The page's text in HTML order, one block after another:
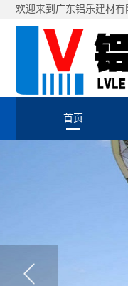
欢迎来到广东铝乐建材有
首页